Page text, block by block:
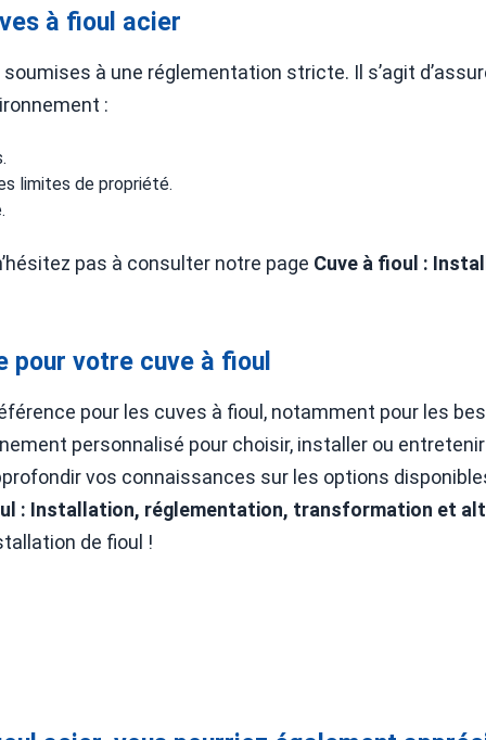
à fioul acier
à une réglementation stricte. Il s’agit
:
limites de propriété.
pas à consulter notre page Cuve à fioul :
pour votre cuve à fioul
pour les cuves à fioul, notamment pour les
personnalisé pour choisir, installer ou
vos connaissances sur les options
: Installation, réglementation, transformation et
de fioul !